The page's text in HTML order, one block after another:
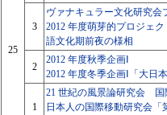
25
3
ヴァナキュラー文化研究会
2012 年度萌芽的プロジェ
語文化期前夜の様相
2
2012 年度秋季企画Ⅰ
2012 年度冬季企画Ⅰ「大日
1
21 世紀の風景論研究会 国
日本人の国際移動研究会